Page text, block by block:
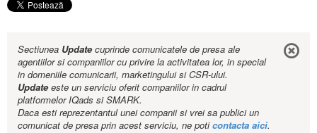
Sectiunea Updatecuprinde comunicatele de presa ale
agentiilor si companiilor cu privire la activitatea lor, in special
in domeniile comunicarii, marketingului si CSR-ului.
Updateeste un serviciu oferit companiilor in cadrul
platformelor IQads si SMARK.
Daca esti reprezentantul unei companii si vrei sa publici un
comunicat de presa prin acest serviciu, ne poticontacta aici.